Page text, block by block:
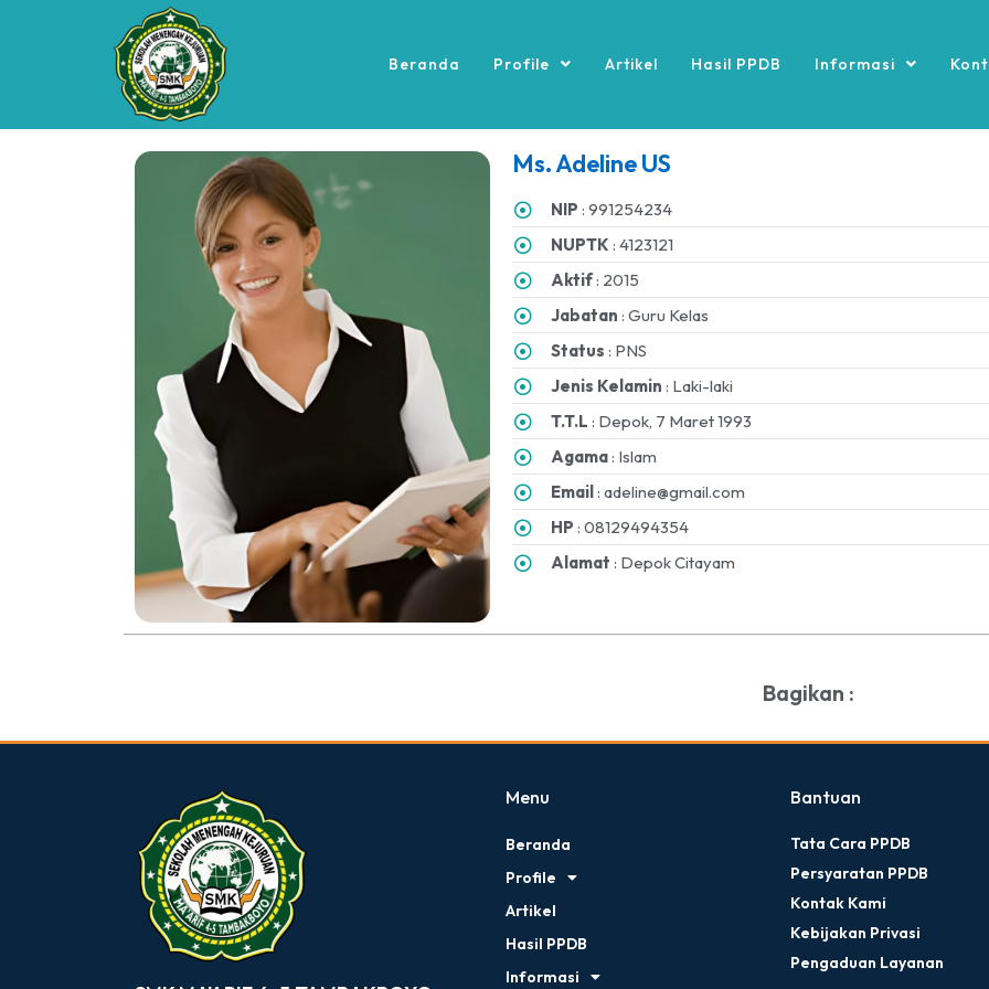
Beranda Profile Artikel Hasil PPDB Informasi
Ms. Adeline US
NIP : 991254234
NUPTK : 4123121
Aktif: 2015
Jabatan : Guru Kelas
Status : PNS
Jenis Kelamin : Laki-laki
T.T.L : Depok, 7 Maret 1993
Agama: Islam
Email: adeline@gmail.com
HP : 08129494354
Alamat : Depok Citayam
Bagikan :
Menu
Beranda
Profile
Artikel
Hasil PPDB
Informasi
Bantuan
Tata Cara PPDB
Persyaratan PPDB
Kontak Kami
Kebijakan Privasi
Pengaduan Layanan